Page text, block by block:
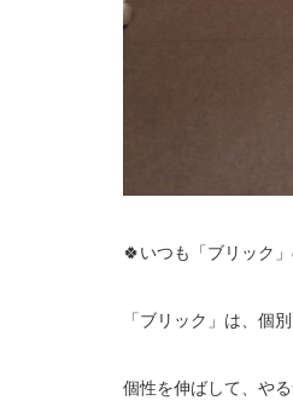
🍀いつも「ブリック
「ブリック」は、個
個性を伸ばして、や